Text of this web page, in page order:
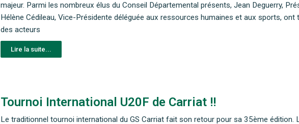
majeur. Parmi les nombreux élus du Conseil Départemental présents, Jean Deguerry,
Hélène Cédileau, Vice-Présidente déléguée aux ressources humaines et aux sports,
des acteurs
Lire la suite...
Tournoi International U20F de Carriat !!
Le traditionnel tournoi international du GS Carriat fait son retour pour sa 35ème